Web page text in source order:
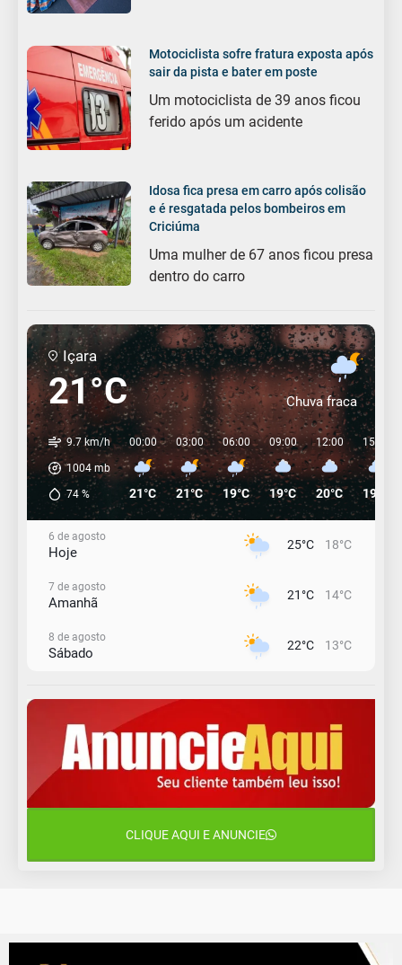
Motociclista sofre fratura exposta após
sair da pista e bater em poste
Um motociclista de 39 anos ficou
ferido após um acidente
Idosa fica presa em carro após colisão
e é resgatada pelos bombeiros em
Criciúma
Uma mulher de 67 anos ficou presa
dentro do carro
Içara
21°C Chuva fraca
9.7 km/h
1004 mb
74%
00:00
21°C
03:00
21°C
06:00
19°C
09:00
19°C
12:00
20°C
15:00
19°C
6 de agosto
Hoje 25°C 18°C
7 de agosto
Amanhã 21°C 14°C
8 de agosto
Sábado 22°C 13°C
Domingo 16°C 12°C
10 de agosto
Segunda-Feira
Terça-Feira
CLIQUE AQUI E ANUNCIE